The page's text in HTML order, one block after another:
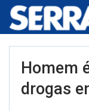
Homem
drogas